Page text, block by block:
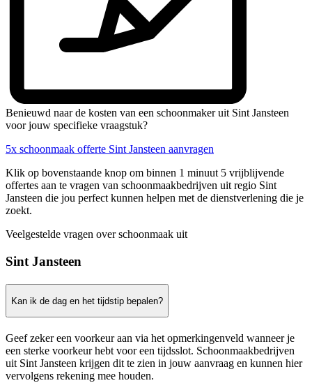
Benieuwd naar de kosten van een schoonmaker uit Sint Jansteen
voor jouw specifieke vraagstuk?
5x schoonmaak offerte Sint Jansteen aanvragen
Klik op bovenstaande knop om binnen 1 minuut 5 vrijblijvende
offertes aan te vragen van schoonmaakbedrijven uit regio Sint
Jansteen die jou perfect kunnen helpen met de dienstverlening die je
zoekt.
Veelgestelde vragen over schoonmaak uit
Sint Jansteen
Kan ik de dag en het tijdstip bepalen?
Geef zeker een voorkeur aan via het opmerkingenveld wanneer je
een sterke voorkeur hebt voor een tijdsslot. Schoonmaakbedrijven
uit Sint Jansteen krijgen dit te zien in jouw aanvraag en kunnen hier
vervolgens rekening mee houden.